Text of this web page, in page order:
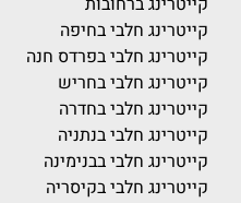
קייטרינג חלבי בחיפה
קייטרינג חלבי בפרדס חנה
קייטרינג חלבי בחריש
קייטרינג חלבי בחדרה
קייטרינג חלבי בנתניה
קייטרינג חלבי בבנימינה
קייטרינג חלבי בקיסריה